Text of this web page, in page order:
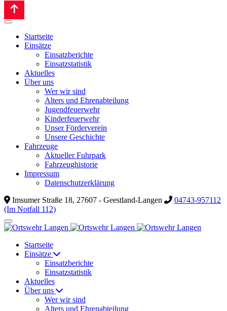
Startseite
Einsätze
Einsatzberichte
Einsatzstatistik
Aktuelles
Über uns
Wer wir sind
Alters und Ehrenabteilung
Jugendfeuerwehr
Kinderfeuerwehr
Unser Förderverein
Unsere Geschichte
Fahrzeuge
Aktueller Fuhrpark
Fahrzeughistorie
Impressum
Datenschutzerklärung
Imsumer Straße 18, 27607 - Geestland-Langen
04743-957112
(Im Notfall 112)
Startseite
Einsätze
Einsatzberichte
Einsatzstatistik
Aktuelles
Über uns
Wer wir sind
Alters und Ehrenabteilung